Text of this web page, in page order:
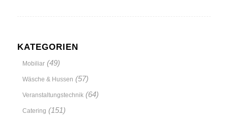
KATEGORIEN
Mobiliar (49)
Wäsche & Hussen (57)
Veranstaltungstechnik (64)
Catering (151)